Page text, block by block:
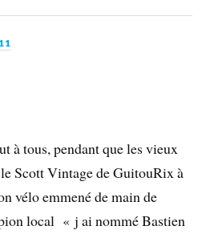
à tous, pendant que les vieux
Scott Vintage de GuitouRix à
vélo emmené de main de
local « j ai nommé Bastien